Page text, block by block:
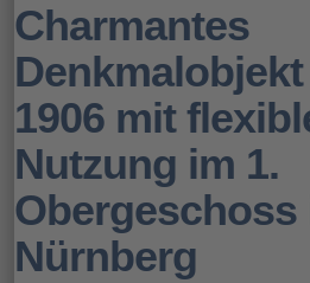
Charmantes
1906 mit
Nutzung im 1.
Obergeschoss
Nürnberg